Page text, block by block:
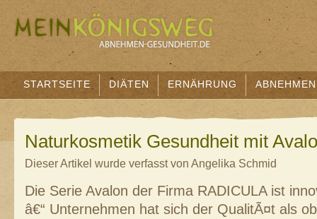
STARTSEITE DIÄTEN ERNÄHRUNG ABNEHMEN
Naturkosmetik Gesundheit mit
Dieser Artikel wurde verfasst von Angelika Schmid
Die Serie Avalon der Firma RADICULA ist
â€“ Unternehmen hat sich der QualitÃ¤t als